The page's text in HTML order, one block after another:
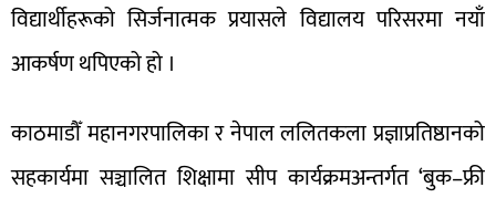
विद्यार्थीहरूको सिर्जनात्मक प्रयासले विद्यालय परिसरमा नयाँ
आकर्षण थपिएको हो ।
काठमाडौँ महानगरपालिका र नेपाल ललितकला प्रज्ञाप्रतिष्ठानको
सहकार्यमा सञ्चालित शिक्षामा सीप कार्यक्रमअन्तर्गत ‘बुक–फ्री